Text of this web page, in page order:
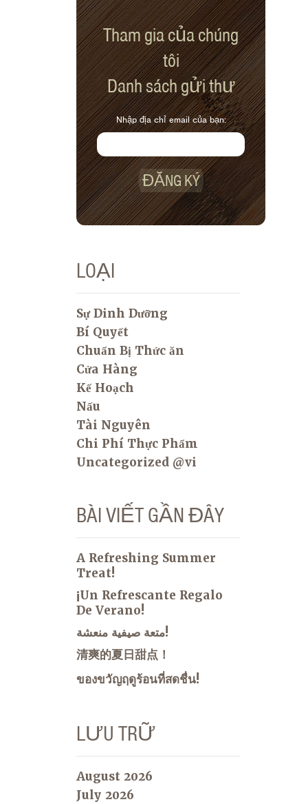
Tham gia của chúng
tôi
Danh sách gửi thư
Nhập địa chỉ email của bạn:
ĐĂNG KÝ
LOẠI
Sự Dinh Dưỡng
Bí Quyết
Chuẩn Bị Thức ăn
Cửa Hàng
Kế Hoạch
Nấu
Tài Nguyên
Chi Phí Thực Phẩm
Uncategorized @vi
BÀI VIẾT GẦN ĐÂY
A Refreshing Summer
Treat!
¡Un Refrescante Regalo
De Verano!
متعة صيفية منعشة!
清爽的夏日甜点！
ของขวัญฤดูร้อนที่สดชื่น!
LƯU TRỮ
August 2026
July 2026